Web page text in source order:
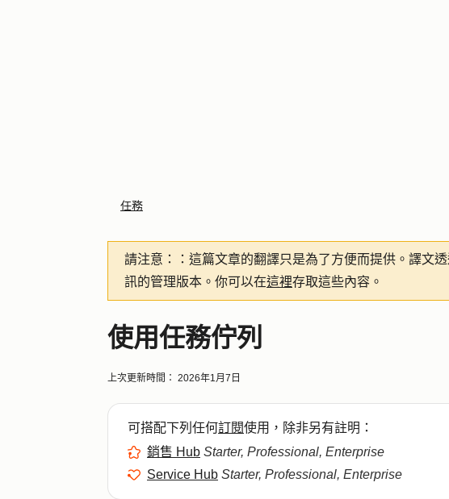
任務
請注意：
：這篇文章的翻譯只是為了方便而提供。譯文
訊的管理版本。你可以在這裡存取這些內容。
使用任務佇列
上次更新時間： 2026年1月7日
可搭配下列任何訂閱使用，除非另有註明：
銷售 Hub Starter, Professional, Enterprise
Service Hub Starter, Professional, Enterprise